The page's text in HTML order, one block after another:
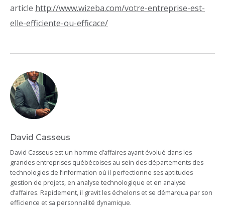
article http://www.wizeba.com/votre-entreprise-est-
elle-efficiente-ou-efficace/
David Casseus
David Casseus est un homme d’affaires ayant évolué dans les
grandes entreprises québécoises au sein des départements des
technologies de l’information où il perfectionne ses aptitudes
gestion de projets, en analyse technologique et en analyse
d’affaires. Rapidement, il gravit les échelons et se démarqua par son
efficience et sa personnalité dynamique.